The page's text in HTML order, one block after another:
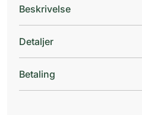
Beskrivelse
Detaljer
Betaling